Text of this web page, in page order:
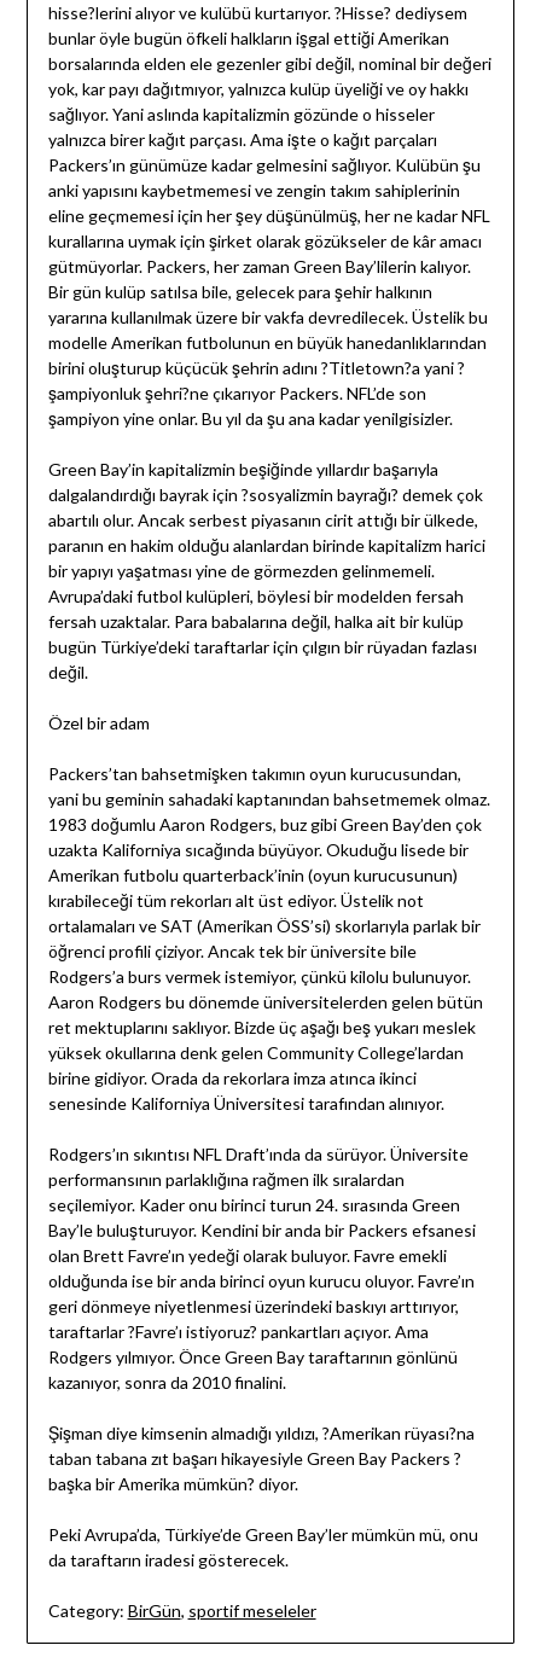
hisse?lerini alıyor ve kulübü kurtarıyor. ?Hisse? dediysem
bunlar öyle bugün öfkeli halkların işgal ettiği Amerikan
borsalarında elden ele gezenler gibi değil, nominal bir değeri
yok, kar payı dağıtmıyor, yalnızca kulüp üyeliği ve oy hakkı
sağlıyor. Yani aslında kapitalizmin gözünde o hisseler
yalnızca birer kağıt parçası. Ama işte o kağıt parçaları
Packers’ın günümüze kadar gelmesini sağlıyor. Kulübün şu
anki yapısını kaybetmemesi ve zengin takım sahiplerinin
eline geçmemesi için her şey düşünülmüş, her ne kadar NFL
kurallarına uymak için şirket olarak gözükseler de kâr amacı
gütmüyorlar. Packers, her zaman Green Bay’lilerin kalıyor.
Bir gün kulüp satılsa bile, gelecek para şehir halkının
yararına kullanılmak üzere bir vakfa devredilecek. Üstelik bu
modelle Amerikan futbolunun en büyük hanedanlıklarından
birini oluşturup küçücük şehrin adını ?Titletown?a yani ?
şampiyonluk şehri?ne çıkarıyor Packers. NFL’de son
şampiyon yine onlar. Bu yıl da şu ana kadar yenilgisizler.
Green Bay’in kapitalizmin beşiğinde yıllardır başarıyla
dalgalandırdığı bayrak için ?sosyalizmin bayrağı? demek çok
abartılı olur. Ancak serbest piyasanın cirit attığı bir ülkede,
paranın en hakim olduğu alanlardan birinde kapitalizm harici
bir yapıyı yaşatması yine de görmezden gelinmemeli.
Avrupa’daki futbol kulüpleri, böylesi bir modelden fersah
fersah uzaktalar. Para babalarına değil, halka ait bir kulüp
bugün Türkiye’deki taraftarlar için çılgın bir rüyadan fazlası
değil.
Özel bir adam
Packers’tan bahsetmişken takımın oyun kurucusundan,
yani bu geminin sahadaki kaptanından bahsetmemek olmaz.
1983 doğumlu Aaron Rodgers, buz gibi Green Bay’den çok
uzakta Kaliforniya sıcağında büyüyor. Okuduğu lisede bir
Amerikan futbolu quarterback’inin (oyun kurucusunun)
kırabileceği tüm rekorları alt üst ediyor. Üstelik not
ortalamaları ve SAT (Amerikan ÖSS’si) skorlarıyla parlak bir
öğrenci profili çiziyor. Ancak tek bir üniversite bile
Rodgers’a burs vermek istemiyor, çünkü kilolu bulunuyor.
Aaron Rodgers bu dönemde üniversitelerden gelen bütün
ret mektuplarını saklıyor. Bizde üç aşağı beş yukarı meslek
yüksek okullarına denk gelen Community College’lardan
birine gidiyor. Orada da rekorlara imza atınca ikinci
senesinde Kaliforniya Üniversitesi tarafından alınıyor.
Rodgers’ın sıkıntısı NFL Draft’ında da sürüyor. Üniversite
performansının parlaklığına rağmen ilk sıralardan
seçilemiyor. Kader onu birinci turun 24. sırasında Green
Bay’le buluşturuyor. Kendini bir anda bir Packers efsanesi
olan Brett Favre’ın yedeği olarak buluyor. Favre emekli
olduğunda ise bir anda birinci oyun kurucu oluyor. Favre’ın
geri dönmeye niyetlenmesi üzerindeki baskıyı arttırıyor,
taraftarlar ?Favre’ı istiyoruz? pankartları açıyor. Ama
Rodgers yılmıyor. Önce Green Bay taraftarının gönlünü
kazanıyor, sonra da 2010 finalini.
Şişman diye kimsenin almadığı yıldızı, ?Amerikan rüyası?na
taban tabana zıt başarı hikayesiyle Green Bay Packers ?
başka bir Amerika mümkün? diyor.
Peki Avrupa’da, Türkiye’de Green Bay’ler mümkün mü, onu
da taraftarın iradesi gösterecek.
Category: BirGün, sportif meseleler